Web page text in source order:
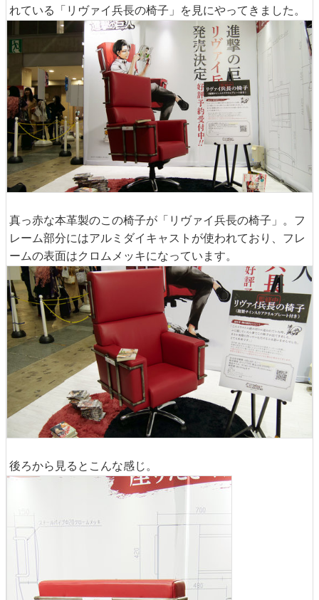
れている「リヴァイ兵長の椅子」を見にやってきました。
真っ赤な本革製のこの椅子が「リヴァイ兵長の椅子」。フ
レーム部分にはアルミダイキャストが使われており、フレ
ームの表面はクロムメッキになっています。
後ろから見るとこんな感じ。